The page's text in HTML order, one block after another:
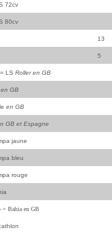
72cv
80cv
13
5
LS Roller en GB
en GB
en GB
GB et Espagne
jaune
bleu
rouge
= Bahia en GB